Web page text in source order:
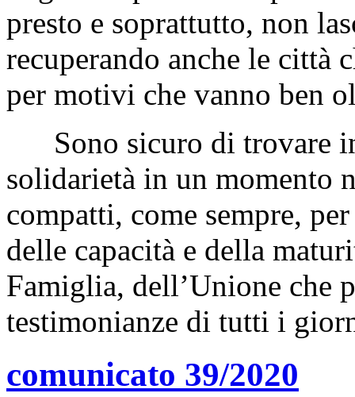
presto e soprattutto, non
recuperando anche le città
per motivi che vanno ben
Sono sicuro di trovare
solidarietà in un momento
compatti, come sempre,
delle capacità e della
Famiglia, dell’Unione che
testimonianze di tutti i
comunicato 39/2020